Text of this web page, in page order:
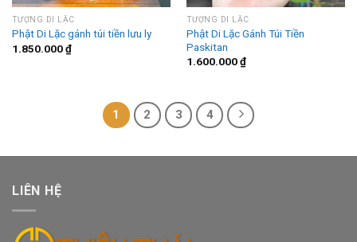
TƯỢNG DI LẶC
Phật Di Lặc gánh túi tiền lưu ly
1.850.000₫
TƯỢNG DI LẶC
Phật Di Lặc Gánh Túi Tiền
Paskitan
1.600.000₫
1 2 3 4
LIÊN HỆ